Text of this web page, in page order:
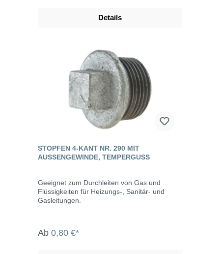
Details
STOPFEN 4-KANT NR. 290 MIT
AUSSENGEWINDE, TEMPERGUSS
Geeignet zum Durchleiten von Gas und
Flüssigkeiten für Heizungs-, Sanitär- und
Gasleitungen.
Ab 0,80 €*